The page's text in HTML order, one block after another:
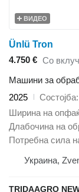
ВИДЕО
Ünlü Tron
4.750 € Со
Машини за
2025
Состојба
Ширина на
Длабочина на
Потребна сила
Украина,
TRIDAAGRO